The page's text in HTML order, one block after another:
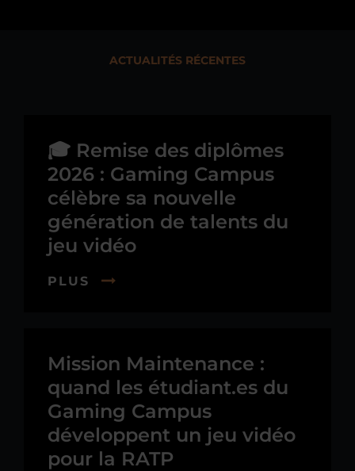
ACTUALITÉS RÉCENTES
🎓 Remise des diplômes
2026 : Gaming Campus
célèbre sa nouvelle
génération de talents du
jeu vidéo
PLUS
Mission Maintenance :
quand les étudiant.es du
Gaming Campus
développent un jeu vidéo
pour la RATP